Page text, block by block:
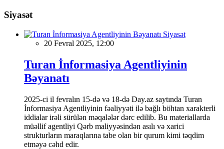
Siyasət
Siyasət
20 Fevral 2025, 12:00
Turan İnformasiya Agentliyinin
Bəyanatı
2025-ci il fevralın 15-də və 18-də Day.az saytında Turan
İnformasiya Agentliyinin fəaliyyəti ilə bağlı böhtan xarakterli
iddialar irəli sürülən məqalələr dərc edilib. Bu materiallarda
müəllif agentliyi Qərb maliyyəsindən asılı və xarici
strukturların maraqlarına tabe olan bir qurum kimi təqdim
etməyə cəhd edir.